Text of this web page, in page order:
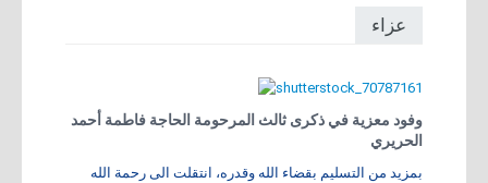
عزاء
وفود معزية في ذكرى ثالث المرحومة الحاجة فاطمة أحمد
الحريري
بمزيد من التسليم بقضاء الله وقدره، انتقلت الى رحمة الله